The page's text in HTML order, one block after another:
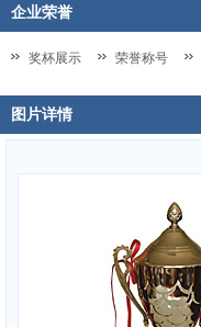
企业荣誉
工程项目
企业文化
企业荣誉
奖杯展示 荣誉称号
图片详情